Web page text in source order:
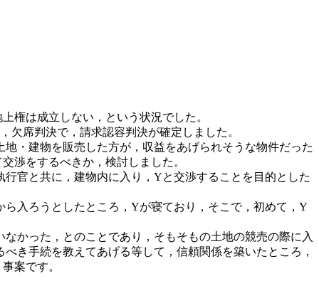
権は成立しない，という状況でした。
席判決で，請求認容判決が確定しました。
・建物を販売した方が，収益をあげられそうな物件だった
渉をするべきか，検討しました。
官と共に，建物内に入り，Yと交渉することを目的とした
入ろうとしたところ，Yが寝ており，そこで，初めて，Y
かった，とのことであり，そもそもの土地の競売の際に入
き手続を教えてあげる等して，信頼関係を築いたところ，
案です。